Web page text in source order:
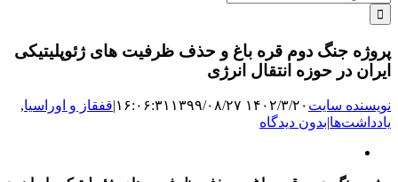
برای:
پروژه جنگ دوم قره باغ و حذف ظرفیت های ژئوپلیتیکی
ایران در حوزه انتقال انرژی
نویسنده سایت ۱۴۰۲/۳/۲۰ ۱۶:۰۶:۳۱ ۱۳۹۹/۰۸/۲۷ |قفقاز و اوراسیا,
یادداشت‌ها|بدون دیدگاه